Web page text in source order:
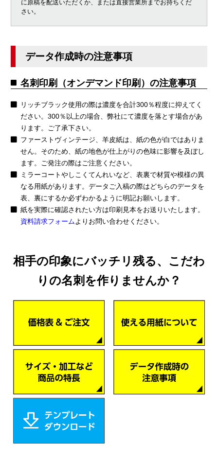
に原稿を配送いただくか、または直接営業所までお持ちくだ
さい。
データ作成時の注意事項
名刺印刷（オンデマンド印刷）の注意事項
リッチブラック使用の際は濃度を合計300％程度に抑えてく
ださい。300％以上の場合、弊社にて濃度を落とす場合があ
ります。ご了承下さい。
ファーストヴィンテージ、羊皮紙は、紙の色が白ではありま
せん。そのため、紙の地色が仕上がりの色味に影響を及ぼし
ます。ご発注の際はご注意ください。
ミラーコートやしこくてんれいなど、表裏で材質や模様の異
なる用紙があります。データご入稿の際はどちらのデータを
表、裏にするか必ずわかるように明記お願いします。
紙を実際に確認されたい方は印刷見本をお送りいたします。
資料請求フォームよりお問い合わせください。
相手の印象にバッチリ残る、こだわ
りの名刺を作りませんか？